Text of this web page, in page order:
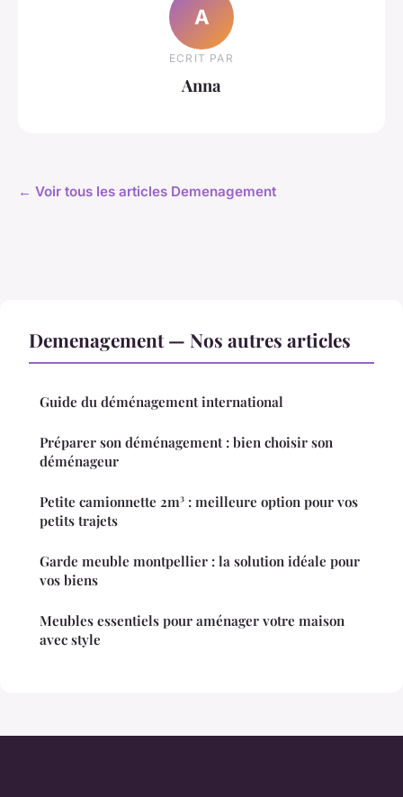
A
ECRIT PAR
Anna
← Voir tous les articles Demenagement
Demenagement — Nos autres articles
Guide du déménagement international
Préparer son déménagement : bien choisir son
déménageur
Petite camionnette 2m³ : meilleure option pour vos
petits trajets
Garde meuble montpellier : la solution idéale pour
vos biens
Meubles essentiels pour aménager votre maison
avec style